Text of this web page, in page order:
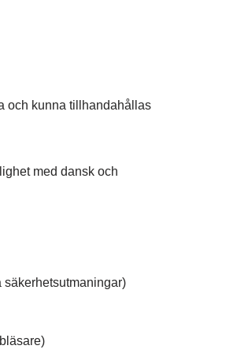
och kunna tillhandahållas
med dansk och